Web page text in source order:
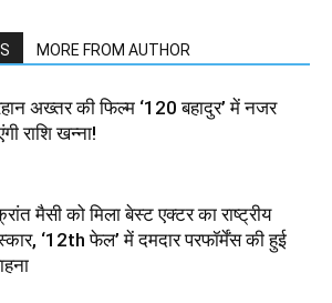
MORE FROM AUTHOR
अख्तर की फिल्म ‘120 बहादुर’ में नजर
राशि खन्ना!
मैसी को मिला बेस्ट एक्टर का राष्ट्रीय
‘12th फेल’ में दमदार परफॉर्मेंस की हुई